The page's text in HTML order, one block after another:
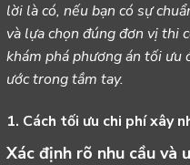
lời là có, nếu bạn có sự
và lựa chọn đúng đơn vị thi
khám phá phương án tối ưu
ước trong tầm tay.
1. Cách tối ưu chi phí xây
Xác định rõ nhu cầu và